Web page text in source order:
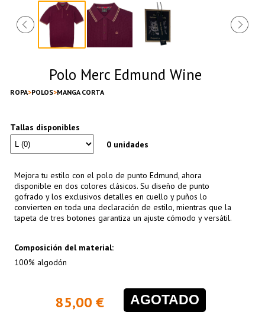
Polo Merc Edmund Wine
ROPA POLOS MANGA CORTA
Tallas disponibles
0 unidades
Mejora tu estilo con el polo de punto Edmund, ahora
disponible en dos colores clásicos. Su diseño de punto
gofrado y los exclusivos detalles en cuello y puños lo
convierten en toda una declaración de estilo, mientras que la
tapeta de tres botones garantiza un ajuste cómodo y versátil.
Composición del material:
100% algodón
85,00 € AGOTADO